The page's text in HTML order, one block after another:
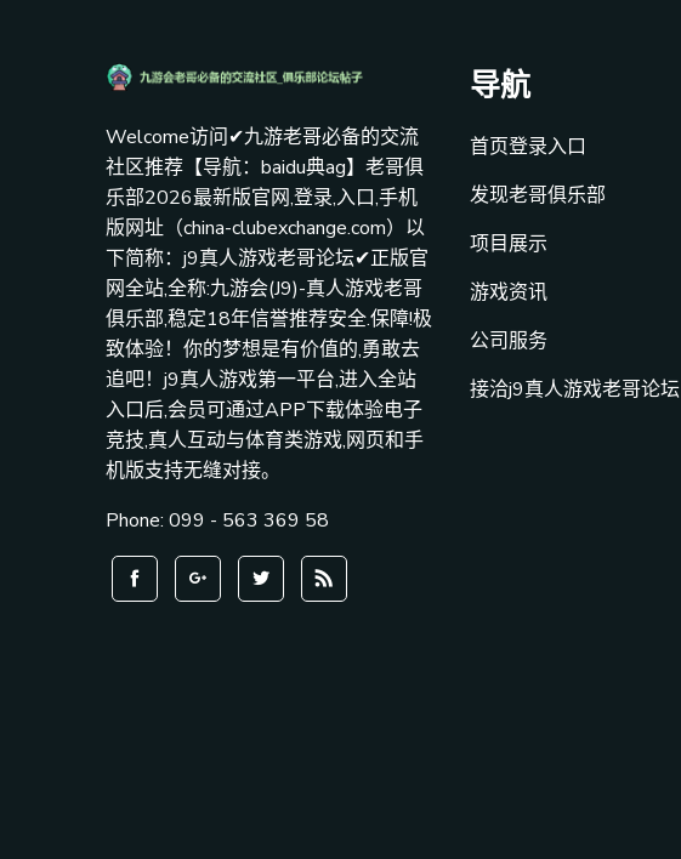
Welcome访问✔九游老哥必备的交流
社区推荐【导航：baidu典ag】老哥俱
乐部2026最新版官网,登录,入口,手机
版网址（china-clubexchange.com）以
下简称：j9真人游戏老哥论坛✔正版官
网全站,全称:九游会(J9)-真人游戏老哥
俱乐部,稳定18年信誉推荐安全.保障!极
致体验！你的梦想是有价值的,勇敢去
追吧！j9真人游戏第一平台,进入全站
入口后,会员可通过APP下载体验电子
竞技,真人互动与体育类游戏,网页和手
机版支持无缝对接。
Phone: 099 - 563 369 58
导航
首页登录入口
发现老哥俱乐部
项目展示
游戏资讯
公司服务
接洽j9真人游戏老哥论坛